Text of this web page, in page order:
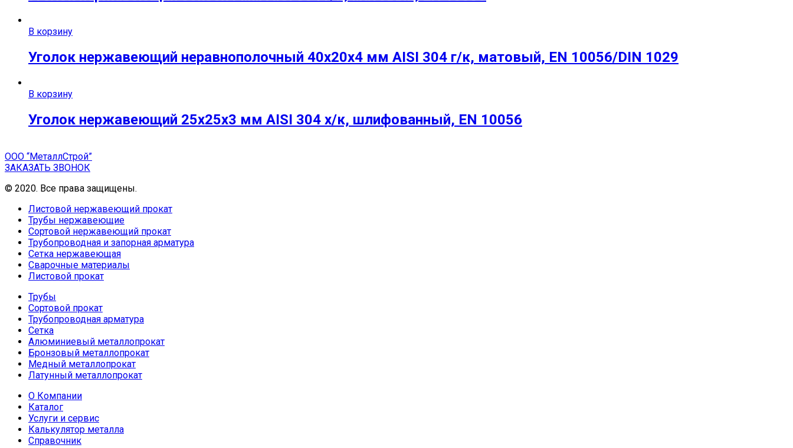
В корзину
Уголок нержавеющий неравнополочный 40х20х4 мм AISI 304 г/к, матовый, EN 10056/DIN 1029
В корзину
Уголок нержавеющий 25х25х3 мм AISI 304 х/к, шлифованный, EN 10056
ООО “МеталлСтрой”
ЗАКАЗАТЬ ЗВОНОК
© 2020. Все права защищены.
Листовой нержавеющий прокат
Трубы нержавеющие
Сортовой нержавеющий прокат
Трубопроводная и запорная арматура
Сетка нержавеющая
Сварочные материалы
Листовой прокат
Трубы
Сортовой прокат
Трубопроводная арматура
Сетка
Алюминиевый металлопрокат
Бронзовый металлопрокат
Медный металлопрокат
Латунный металлопрокат
О Компании
Каталог
Услуги и сервис
Калькулятор металла
Справочник